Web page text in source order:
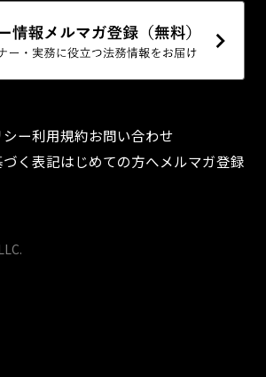
ー利用規約お問い合わせ
く表記はじめての方へメルマガ登録